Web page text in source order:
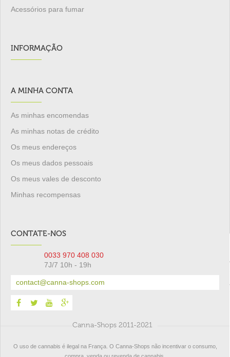
Acessórios para fumar
INFORMAÇÃO
A MINHA CONTA
As minhas encomendas
As minhas notas de crédito
Os meus endereços
Os meus dados pessoais
Os meus vales de desconto
Minhas recompensas
CONTATE-NOS
0033 970 408 030
7J/7 10h - 19h
contact@canna-shops.com
Canna-Shops 2011-2021
O uso de cannabis é ilegal na França. O Canna-Shops não incentivar o consumo,